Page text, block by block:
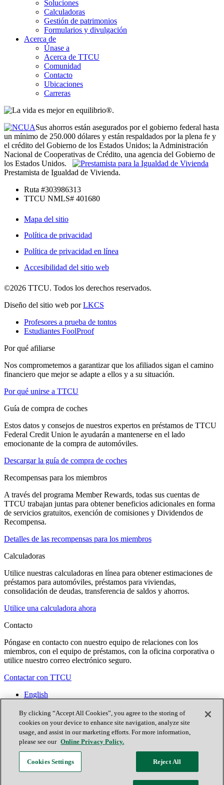
Soluciones
Calculadoras
Gestión de patrimonios
Formularios y divulgación
Acerca de
Únase a
Acerca de TTCU
Comunidad
Contacto
Ubicaciones
Carreras
Sus ahorros están asegurados por el gobierno federal hasta
un mínimo de 250.000 dólares y están respaldados por la plena fe y
el crédito del Gobierno de los Estados Unidos; la Administración
Nacional de Cooperativas de Crédito, una agencia del Gobierno de
los Estados Unidos.
Prestamista de Igualdad de Vivienda.
Ruta #303986313
TTCU NMLS# 401680
Mapa del sitio
Política de privacidad
Política de privacidad en línea
Accesibilidad del sitio web
©2026 TTCU. Todos los derechos reservados.
Diseño del sitio web porLKCS
Profesores a prueba de tontos
Estudiantes FoolProof
Por qué afiliarse
Nos comprometemos a garantizar que los afiliados sigan el camino
financiero que mejor se adapte a ellos y a su situación.
Por qué unirse a TTCU
Guía de compra de coches
Estos datos y consejos de nuestros expertos en préstamos de TTCU
Federal Credit Union le ayudarán a mantenerse en el lado
emocionante de la compra de automóviles.
Descargar la guía de compra de coches
Recompensas para los miembros
A través del programa Member Rewards, todas sus cuentas de
TTCU trabajan juntas para obtener beneficios adicionales en forma
de servicios gratuitos, exención de comisiones y Dividendos de
Recompensa.
Detalles de las recompensas para los miembros
Calculadoras
Utilice nuestras calculadoras en línea para obtener estimaciones de
préstamos para automóviles, préstamos para viviendas,
consolidación de deudas, transferencia de saldos y ahorros.
Utilice una calculadora ahora
Contacto
Póngase en contacto con nuestro equipo de relaciones con los
miembros, con el equipo de préstamos, con la oficina corporativa o
utilice nuestro correo electrónico seguro.
Contactar con TTCU
English
Ubicaciones
Únete ahora
Facebook
X (antes conocido como Twitter)
By clicking “Accept All Cookies”, you agree to the storing of
cookies on your device to enhance site navigation, analyze site
usage, and assist in our marketing efforts. For more information,
please see our Online Privacy Policy.
Cookies Settings Reject All